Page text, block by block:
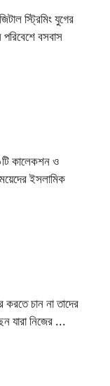
স্ট্রিমিং যুগের
বসবাস
কালেকশন ও
ইসলামিক
করতে চান না তাদের
যারা নিজের ...